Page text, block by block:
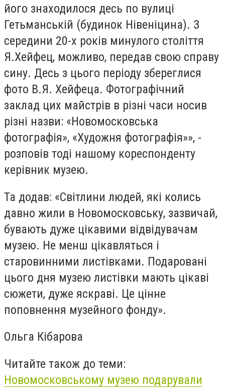
його знаходилося десь по вулиці
Гетьманській (будинок Нівеніцина). З
середини 20-х років минулого століття
Я.Хейфец, можливо, передав свою справу
сину. Десь з цього періоду збереглися
фото В.Я. Хейфеца. Фотографічний
заклад цих майстрів в різні часи носив
різні назви: «Новомосковська
фотографія», «Художня фотографія»», -
розповів тоді нашому кореспонденту
керівник музею.
Та додав: «Світлини людей, які колись
давно жили в Новомосковську, зазвичай,
бувають дуже цікавими відвідувачам
музею. Не менш цікавляться і
старовинними листівками. Подаровані
цього дня музею листівки мають цікаві
сюжети, дуже яскраві. Це цінне
поповнення музейного фонду».
Ольга Кібарова
Читайте також до теми:
Новомосковському музею подарували